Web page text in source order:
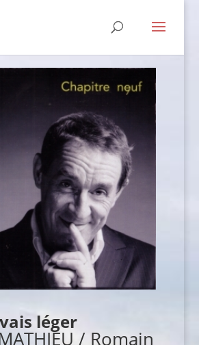
vais léger
/ Romain